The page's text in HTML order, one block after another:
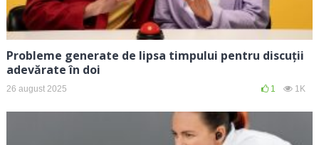
Probleme generate de lipsa timpului pentru discuții
adevărate în doi
26 august 2025 1 1K